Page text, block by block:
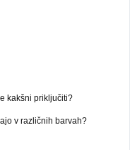
kakšni priključiti?
v različnih barvah?